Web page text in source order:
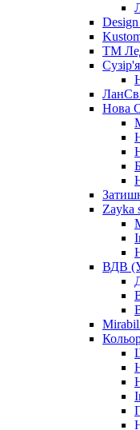
ТМ
Нова
Zayka
ВДВ